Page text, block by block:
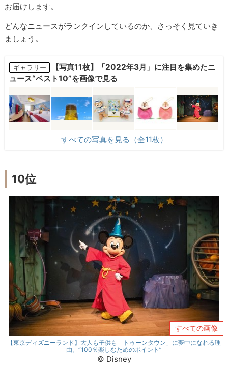
お届けします。
どんなニュースがランクインしているのか、さっそく見ていき
ましょう。
ギャラリー
【写真11枚】「2022年3月」に注目を集めたニ
ュース“ベスト10”を画像で見る
すべての写真を見る（全11枚）
10位
すべての画像
【東京ディズニーランド】大人も子供も「トゥーンタウン」に夢中になれる理
由。“100％楽しむためのポイント”
©︎ Disney